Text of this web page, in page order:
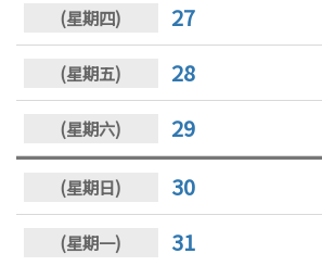
27
28
29
30
31